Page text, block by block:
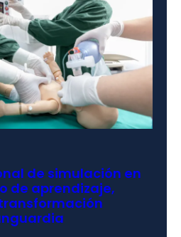
de simulación en
de aprendizaje,